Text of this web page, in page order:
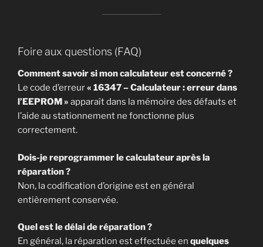
Foire aux questions (FAQ)
Comment savoir si mon calculateur est concerné ?
Le code d’erreur« 16347 – Calculateur : erreur dans
l’EEPROM » apparaît dans la mémoire des défauts et
l’aide au stationnement ne fonctionne plus
correctement.
Dois-je reprogrammer le calculateur après la
réparation ?
Non, la codification d’origine est en général
entièrement conservée.
Quel est le délai de réparation ?
En général, la réparation est effectuée en quelques